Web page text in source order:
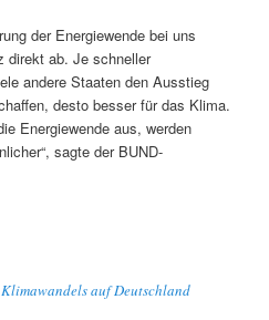
der Energiewende bei uns
direkt ab. Je schneller
andere Staaten den Ausstieg
desto besser für das Klima.
Energiewende aus, werden
sagte der BUND-
auf Deutschland